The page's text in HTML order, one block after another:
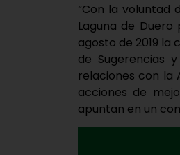
“Con la voluntad
Laguna de
agosto de 2019 la
de Sugerencias
relaciones con la
acciones de
apuntan en un